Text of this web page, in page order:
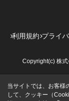
利用規約 プライ
Copyright(c) 株
当サイトでは、お客様
して、クッキー（